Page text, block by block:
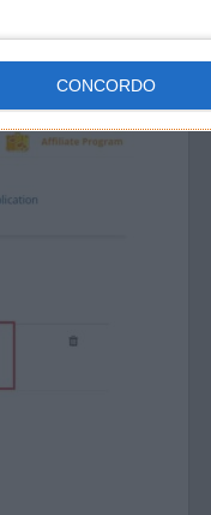
CONCORDO